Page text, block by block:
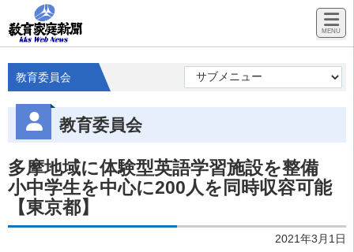
教育委員会
教育委員会
多摩地域に体験型英語学習施設を整備
小中学生を中心に200人を同時収容可能
【東京都】
2021年3月1日